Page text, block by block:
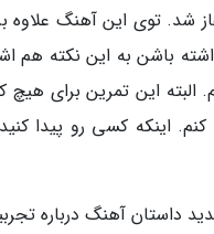
شد. توی این آهنگ علاوه
باشن به این نکته هم
این تمرین برای هیچ
اینکه کسی رو پیدا
داستان آهنگ درباره